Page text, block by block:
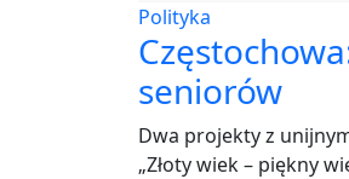
Polityka
seniorów
Dwa projekty z
„Złoty wiek – piękny